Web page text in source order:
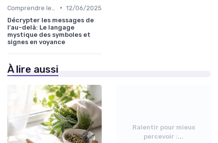
• 12/06/2025
Décrypter les messages de
l'au-delà: Le langage
mystique des symboles et
signes en voyance
À lire aussi
Ralentir pour mieux
percevoir :...